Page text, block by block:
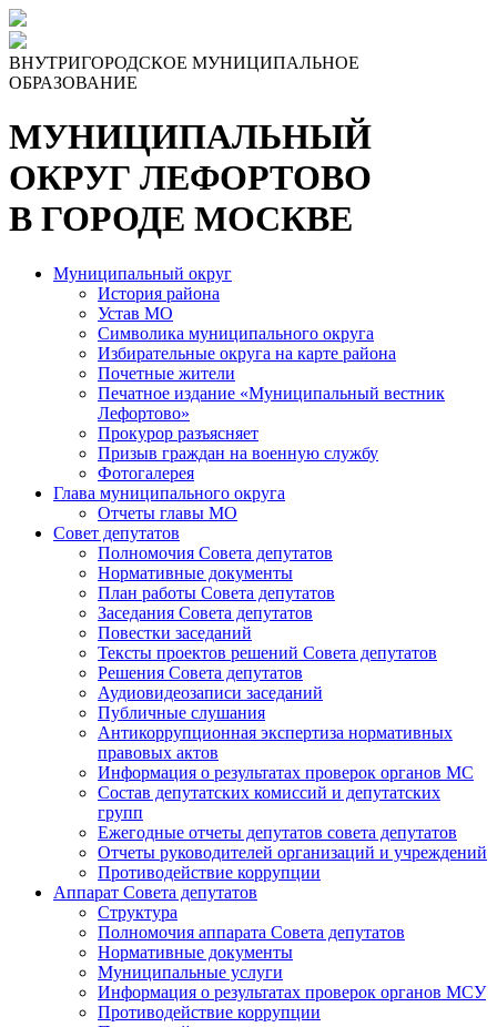
Skip
to
the
content
ВНУТРИГОРОДСКОЕ МУНИЦИПАЛЬНОЕ
ОБРАЗОВАНИЕ
МУНИЦИПАЛЬНЫЙ
ОКРУГ ЛЕФОРТОВО
В ГОРОДЕ МОСКВЕ
Муниципальный округ
История района
Устав МО
Символика муниципального округа
Избирательные округа на карте района
Почетные жители
Печатное издание «Муниципальный вестник
Лефортово»
Прокурор разъясняет
Призыв граждан на военную службу
Фотогалерея
Глава муниципального округа
Отчеты главы МО
Совет депутатов
Полномочия Совета депутатов
Нормативные документы
План работы Совета депутатов
Заседания Cовета депутатов
Повестки заседаний
Тексты проектов решений Совета депутатов
Решения Совета депутатов
Аудиовидеозаписи заседаний
Публичные слушания
Антикоррупционная экспертиза нормативных
правовых актов
Информация о результатах проверок органов МС
Состав депутатских комиссий и депутатских
групп
Ежегодные отчеты депутатов совета депутатов
Отчеты руководителей организаций и учреждений
Противодействие коррупции
Аппарат Совета депутатов
Структура
Полномочия аппарата Совета депутатов
Нормативные документы
Муниципальные услуги
Информация о результатах проверок органов МСУ
Противодействие коррупции